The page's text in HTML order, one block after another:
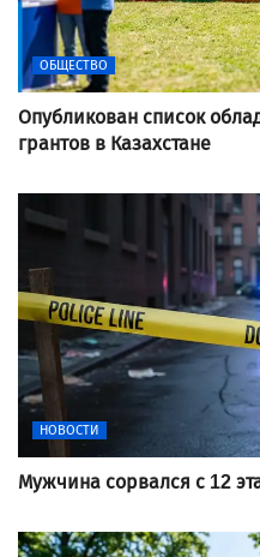
ОБЩЕСТВО
Опубликован список
грантов в Казахстане
НОВОСТИ
Мужчина сорвался с 12